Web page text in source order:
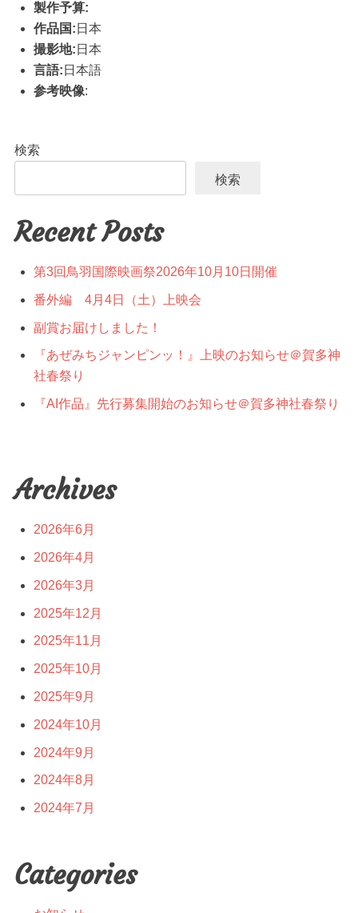
製作予算:
作品国: 日本
撮影地: 日本
言語: 日本語
参考映像:
検索
検索
Recent Posts
第3回鳥羽国際映画祭2026年10月10日開催
番外編 4月4日（土）上映会
副賞お届けしました！
『あぜみちジャンピンッ！』上映のお知らせ＠賀多神
社春祭り
『AI作品』先行募集開始のお知らせ＠賀多神社春祭り
Archives
2026年6月
2026年4月
2026年3月
2025年12月
2025年11月
2025年10月
2025年9月
2024年10月
2024年9月
2024年8月
2024年7月
Categories